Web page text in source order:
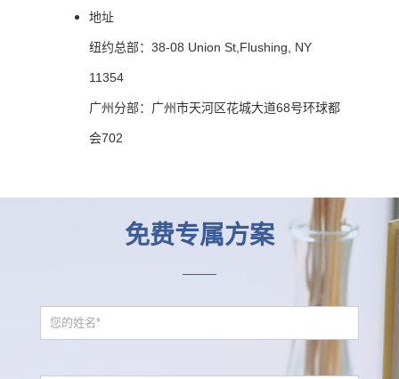
地址
纽约总部：38-08 Union St,Flushing, NY
11354
广州分部：广州市天河区花城大道68号环球都
会702
免费专属方案